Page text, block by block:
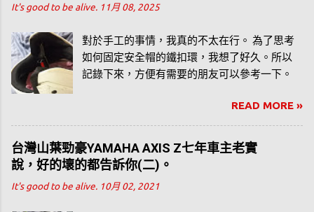
It's good to be alive. 11月 08, 2025
對於手工的事情，我真的不太在行。 為了思考
如何固定安全帽的鐵扣環，我想了好久。所以
記錄下來，方便有需要的朋友可以參考一下。
READ MORE »
台灣山葉勁豪YAMAHA AXIS Z七年車主老實
說，好的壞的都告訴你(二)。
It's good to be alive. 10月 02, 2021